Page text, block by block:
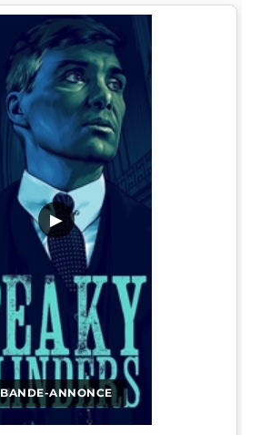
BANDE-ANNONCE
▶